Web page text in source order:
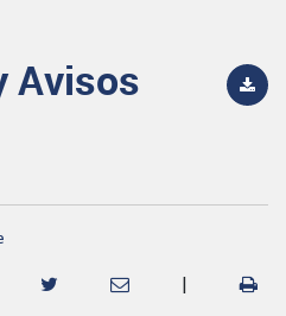
Avisos
|